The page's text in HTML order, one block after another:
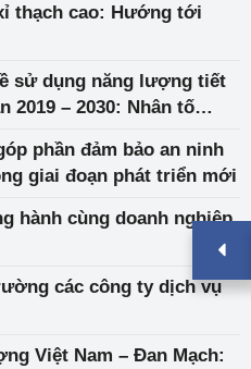
thạch cao: Hướng tới
sử dụng năng lượng tiết
2019 – 2030: Nhân tố
phát triển mới
phần đảm bảo an ninh
giai đoạn phát triển mới
hành cùng doanh nghiệp
các công ty dịch vụ
Việt Nam – Đan Mạch: